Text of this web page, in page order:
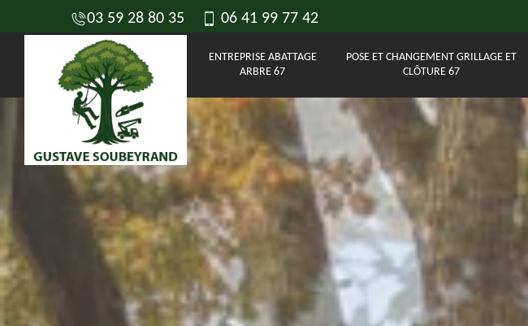
03 59 28 80 35 06 41 99 77 42
ENTREPRISE ABATTAGE
ARBRE 67
POSE ET CHANGEMENT GRILLAGE ET
CLÔTURE 67